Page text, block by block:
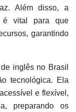
Além disso, a
é vital para que
garantindo
inglês no Brasil
tecnológica. Ela
e flexível,
preparando os